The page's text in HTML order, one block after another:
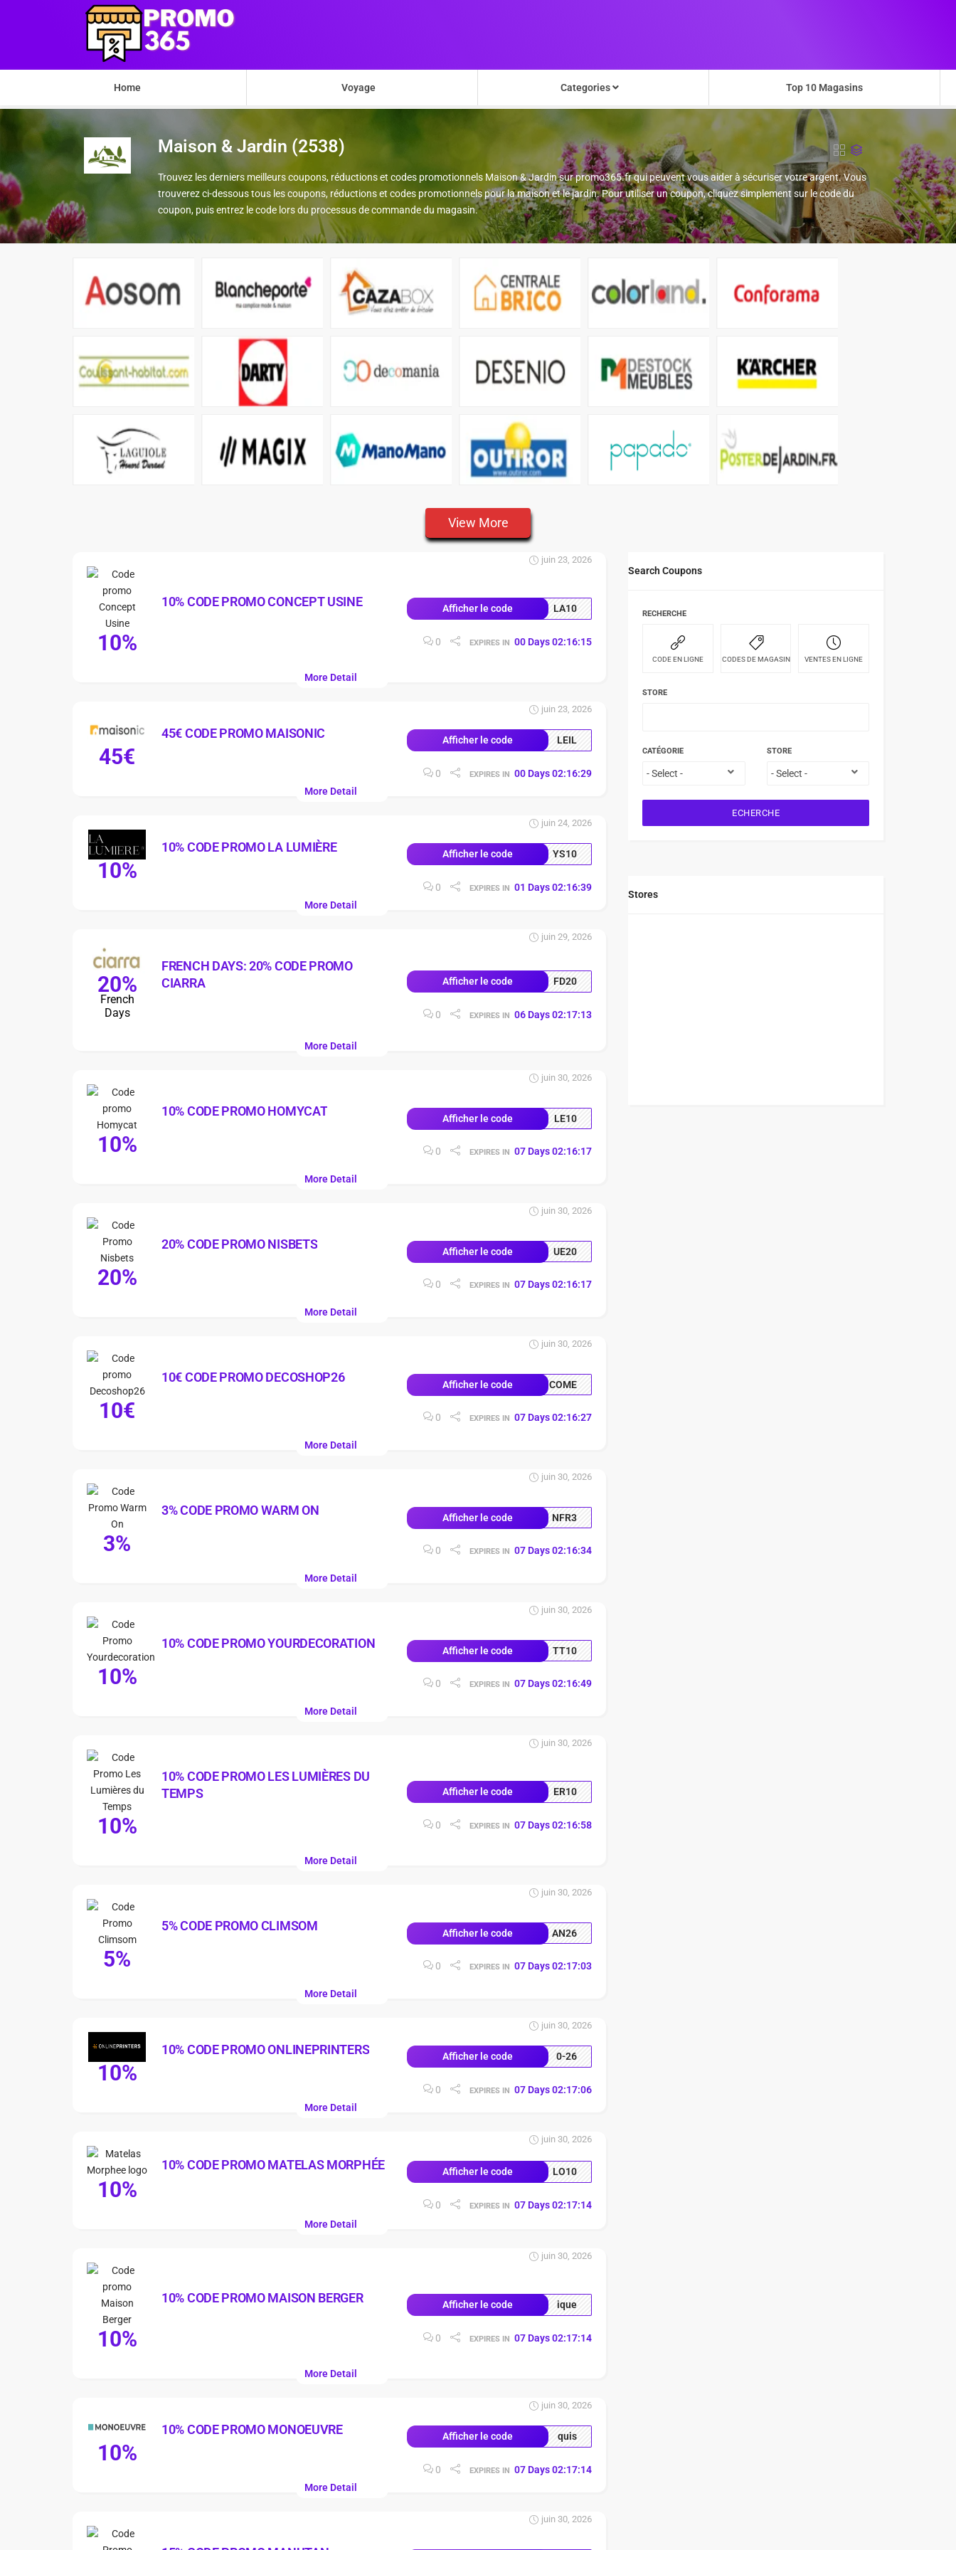
Home Voyage Categories Top 10 Magasins
Maison & Jardin (2538)
Trouvez les derniers meilleurs coupons, réductions et codes promotionnels Maison & Jardin sur promo365.fr qui peuvent vous aider à sécuriser votre argent. Vous
trouverez ci-dessous tous les coupons, réductions et codes promotionnels pour la maison et le jardin. Pour utiliser un coupon, cliquez simplement sur le code du
coupon, puis entrez le code lors du processus de commande du magasin.
View More
10%
10% CODE PROMO CONCEPT USINE
juin 23, 2026
Afficher le code LA10
0 EXPIRES IN 00 Days02:16:14
More Detail
45€
45€ CODE PROMO MAISONIC
juin 23, 2026
Afficher le code LEIL
0 EXPIRES IN 00 Days02:16:28
More Detail
10%
10% CODE PROMO LA LUMIÈRE
juin 24, 2026
Afficher le code YS10
0 EXPIRES IN 01 Days02:16:38
More Detail
20%
French
Days
FRENCH DAYS: 20% CODE PROMO
CIARRA
juin 29, 2026
Afficher le code FD20
0 EXPIRES IN 06 Days02:17:12
More Detail
10%
10% CODE PROMO HOMYCAT
juin 30, 2026
Afficher le code LE10
0 EXPIRES IN 07 Days02:16:16
More Detail
20%
20% CODE PROMO NISBETS
juin 30, 2026
Afficher le code UE20
0 EXPIRES IN 07 Days02:16:16
More Detail
10€
10€ CODE PROMO DECOSHOP26
juin 30, 2026
Afficher le code COME
0 EXPIRES IN 07 Days02:16:26
More Detail
3%
3% CODE PROMO WARM ON
juin 30, 2026
Afficher le code NFR3
0 EXPIRES IN 07 Days02:16:33
More Detail
10%
10% CODE PROMO YOURDECORATION
juin 30, 2026
Afficher le code TT10
0 EXPIRES IN 07 Days02:16:48
More Detail
10%
10% CODE PROMO LES LUMIÈRES DU
TEMPS
juin 30, 2026
Afficher le code ER10
0 EXPIRES IN 07 Days02:16:57
More Detail
5%
5% CODE PROMO CLIMSOM
juin 30, 2026
Afficher le code AN26
0 EXPIRES IN 07 Days02:17:02
More Detail
10%
10% CODE PROMO ONLINEPRINTERS
juin 30, 2026
Afficher le code 0-26
0 EXPIRES IN 07 Days02:17:05
More Detail
10%
10% CODE PROMO MATELAS MORPHÉE
juin 30, 2026
Afficher le code LO10
0 EXPIRES IN 07 Days02:17:13
More Detail
10%
10% CODE PROMO MAISON BERGER
juin 30, 2026
Afficher le code ique
0 EXPIRES IN 07 Days02:17:13
More Detail
10%
10% CODE PROMO MONOEUVRE
juin 30, 2026
Afficher le code quis
0 EXPIRES IN 07 Days02:17:13
More Detail
juin 30, 2026
Search Coupons
RECHERCHE
CODE EN LIGNE CODES DE MAGASIN VENTES EN LIGNE
STORE
CATÉGORIE STORE
ECHERCHE
Stores